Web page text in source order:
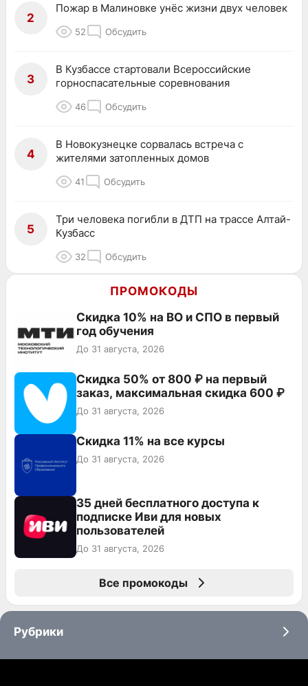
2
Пожар в Малиновке унёс жизни двух человек
52 Обсудить
3
В Кузбассе стартовали Всероссийские
горноспасательные соревнования
46 Обсудить
4
В Новокузнецке сорвалась встреча с
жителями затопленных домов
41 Обсудить
5
Три человека погибли в ДТП на трассе Алтай-
Кузбасс
32 Обсудить
ПРОМОКОДЫ
Скидка 10% на ВО и СПО в первый
год обучения
До 31 августа, 2026
Скидка 50% от 800 ₽ на первый
заказ, максимальная скидка 600 ₽
До 31 августа, 2026
Скидка 11% на все курсы
До 31 августа, 2026
35 дней бесплатного доступа к
подписке Иви для новых
пользователей
До 31 августа, 2026
Все промокоды
Рубрики